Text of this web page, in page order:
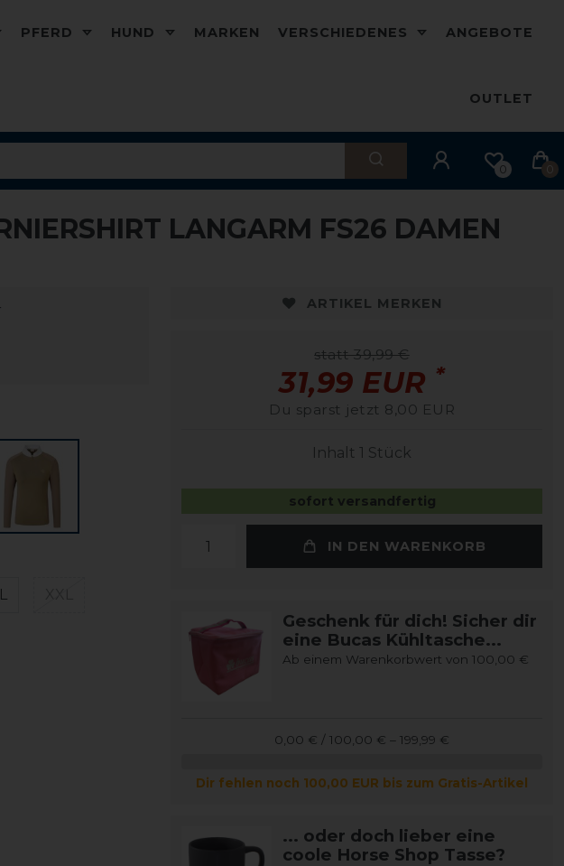
PFERD HUND MARKEN VERSCHIEDENES ANGEBOTE
OUTLET
0 0
LANGARM FS26 DAMEN
ARTIKEL MERKEN
statt 39,99 €
31,99 EUR *
Du sparst jetzt 8,00 EUR
Inhalt 1 Stück
sofort versandfertig
IN DEN WARENKORB
Geschenk für dich! Sicher dir
eine Bucas Kühltasche...
Ab einem Warenkorbwert von 100,00 €
0,00 € / 100,00 € – 199,99 €
Dir fehlen noch 100,00 EUR bis zum Gratis-Artikel
... oder doch lieber eine
coole Horse Shop Tasse?